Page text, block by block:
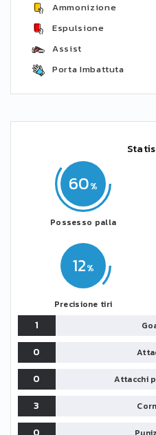
Ammonizione
Espulsione
Assist
Porta Imbattuta
60
Possesso palla
12
Precisione tiri
1
0
0
Attacchi
3